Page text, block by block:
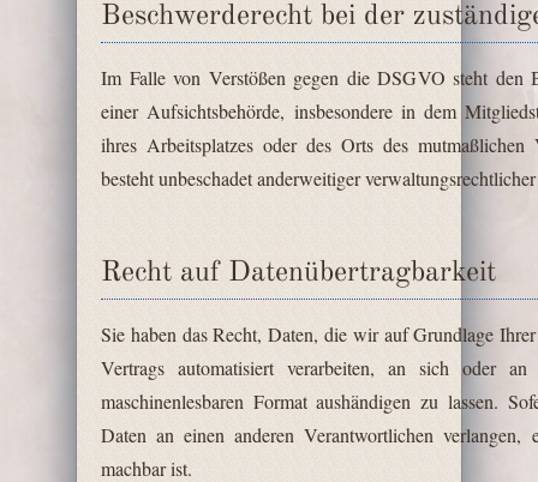
Beschwerderecht bei der
Im Falle von Verstößen gegen die DSGVO steht den
einer Aufsichtsbehörde, insbesondere in dem
ihres Arbeitsplatzes oder des Orts des mutmaßlichen
besteht unbeschadet anderweitiger
Recht auf Datenübertragbarkeit
Sie haben das Recht, Daten, die wir auf Grundlage
Vertrags automatisiert verarbeiten, an sich oder
maschinenlesbaren Format aushändigen zu lassen.
Daten an einen anderen Verantwortlichen
machbar ist.